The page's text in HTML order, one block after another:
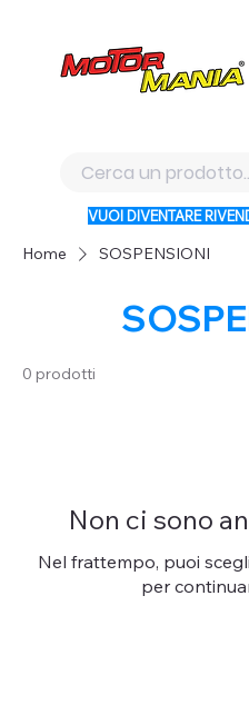
VUOI DIVENTARE
Home SOSPENSIONI
0 prodotti
Non ci sono
Nel frattempo, puoi
per